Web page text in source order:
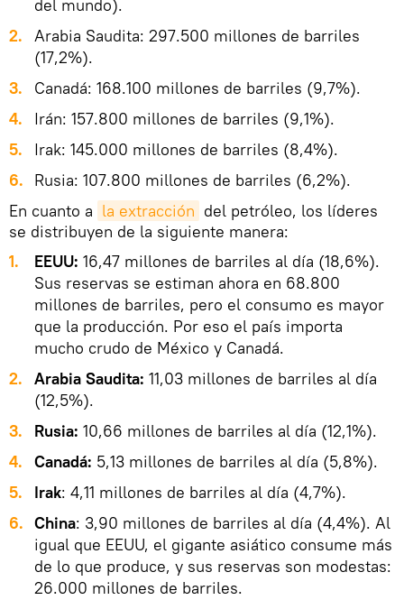
del mundo).
2.
Arabia Saudita: 297.500 millones de barriles
(17,2%).
3.
Canadá: 168.100 millones de barriles (9,7%).
4.
Irán: 157.800 millones de barriles (9,1%).
5.
Irak: 145.000 millones de barriles (8,4%).
6.
Rusia: 107.800 millones de barriles (6,2%).
En cuanto a la extracción del petróleo, los líderes
se distribuyen de la siguiente manera:
1.
EEUU: 16,47 millones de barriles al día (18,6%).
Sus reservas se estiman ahora en 68.800
millones de barriles, pero el consumo es mayor
que la producción. Por eso el país importa
mucho crudo de México y Canadá.
2.
Arabia Saudita: 11,03 millones de barriles al día
(12,5%).
3.
Rusia: 10,66 millones de barriles al día (12,1%).
4.
Canadá: 5,13 millones de barriles al día (5,8%).
5.
Irak: 4,11 millones de barriles al día (4,7%).
6. China: 3,90 millones de barriles al día (4,4%). Al
igual que EEUU, el gigante asiático consume más
de lo que produce, y sus reservas son modestas:
26.000 millones de barriles.